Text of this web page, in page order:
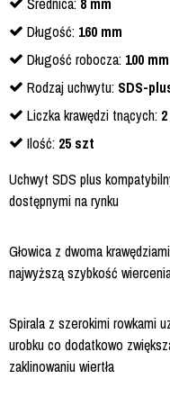
Długość: 160 mm
Długość robocza: 100 mm
Rodzaj uchwytu: SDS-
Liczka krawędzi tnących: 2
Ilość: 25 szt
Uchwyt SDS plus
dostępnymi na rynku
Głowica z dwoma
najwyższą szybkość
Spirala z szerokimi rowkami
urobku co dodatkowo
zaklinowaniu wiertła